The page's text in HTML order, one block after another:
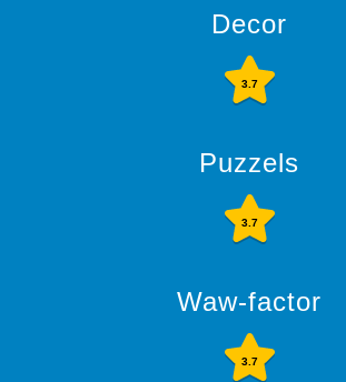
Decor
3.7
Puzzels
3.7
Waw-factor
3.7